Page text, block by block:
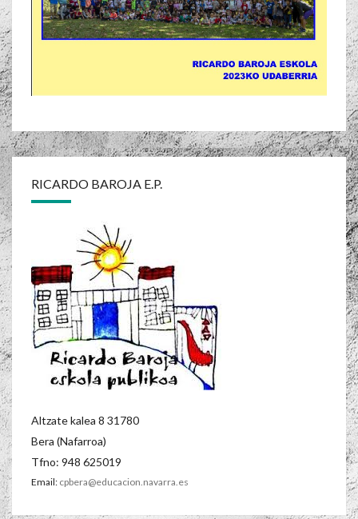
RICARDO BAROJA E.P.
Altzate kalea 8 31780
Bera (Nafarroa)
Tfno: 948 625019
Email: cpbera@educacion.navarra.es